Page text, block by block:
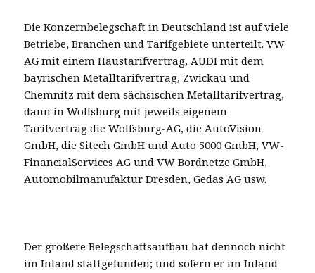
Die Konzernbelegschaft in Deutschland ist auf viele
Betriebe, Branchen und Tarifgebiete unterteilt. VW
AG mit einem Haustarifvertrag, AUDI mit dem
bayrischen Metalltarifvertrag, Zwickau und
Chemnitz mit dem sächsischen Metalltarifvertrag,
dann in Wolfsburg mit jeweils eigenem
Tarifvertrag die Wolfsburg-AG, die AutoVision
GmbH, die Sitech GmbH und Auto 5000 GmbH, VW-
FinancialServices AG und VW Bordnetze GmbH,
Automobilmanufaktur Dresden, Gedas AG usw.
Der größere Belegschaftsaufbau hat dennoch nicht
im Inland stattgefunden; und sofern er im Inland